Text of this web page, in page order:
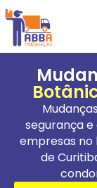
segurança e
empresas no
de